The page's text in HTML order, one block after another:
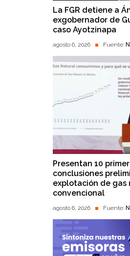
La FGR detiene a
exgobernador de
caso Ayotzinapa
agosto 6, 2026 Fuente:
Presentan 10
conclusiones
explotación de gas
convencional
agosto 6, 2026 Fuente: